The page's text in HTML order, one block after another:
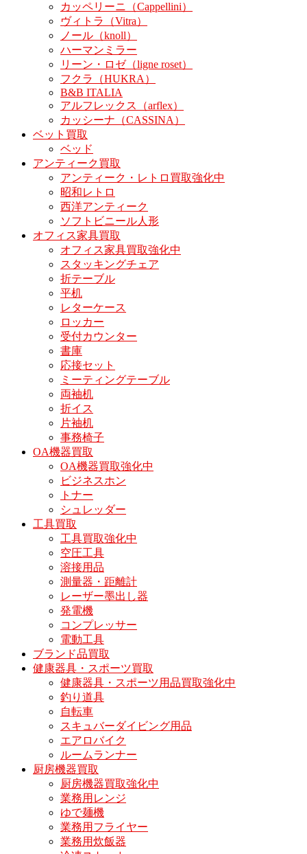
カッペリーニ（Cappellini）
ヴィトラ（Vitra）
ノール（knoll）
ハーマンミラー
リーン・ロゼ（ligne roset）
フクラ（HUKRA）
B&B ITALIA
アルフレックス（arflex）
カッシーナ（CASSINA）
ベット買取
ベッド
アンティーク買取
アンティーク・レトロ買取強化中
昭和レトロ
西洋アンティーク
ソフトビニール人形
オフィス家具買取
オフィス家具買取強化中
スタッキングチェア
折テーブル
平机
レターケース
ロッカー
受付カウンター
書庫
応接セット
ミーティングテーブル
両袖机
折イス
片袖机
事務椅子
OA機器買取
OA機器買取強化中
ビジネスホン
トナー
シュレッダー
工具買取
工具買取強化中
空圧工具
溶接用品
測量器・距離計
レーザー墨出し器
発電機
コンプレッサー
電動工具
ブランド品買取
健康器具・スポーツ買取
健康器具・スポーツ用品買取強化中
釣り道具
自転車
スキュバーダイビング用品
エアロバイク
ルームランナー
厨房機器買取
厨房機器買取強化中
業務用レンジ
ゆで麺機
業務用フライヤー
業務用炊飯器